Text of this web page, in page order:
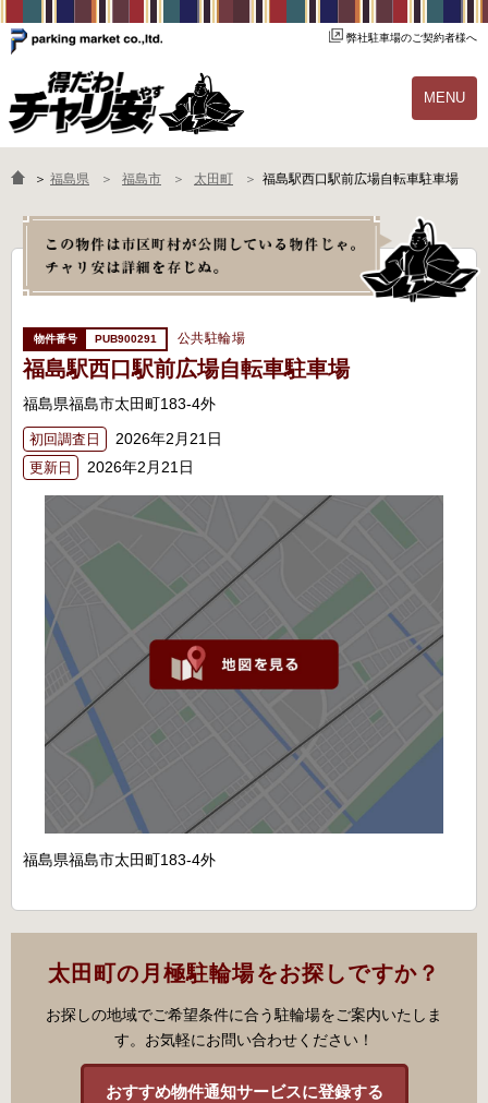
弊社駐車場のご契約者様へ
MENU
物件一覧 ご契約の流れ
よくあるご質問 駐輪場オーナー様へ
＞ 福島県 福島市 太田町 福島駅西口駅前広場自転車駐車場
PUB900291 公共駐輪場
福島駅西口駅前広場自転車駐車場
福島県福島市太田町183-4外
初回調査日 2026年2月21日
更新日 2026年2月21日
福島県福島市太田町183-4外
太田町の月極駐輪場をお探しですか？
お探しの地域でご希望条件に合う駐輪場をご案内いたしま
す。お気軽にお問い合わせください！
おすすめ物件通知サービスに登録する